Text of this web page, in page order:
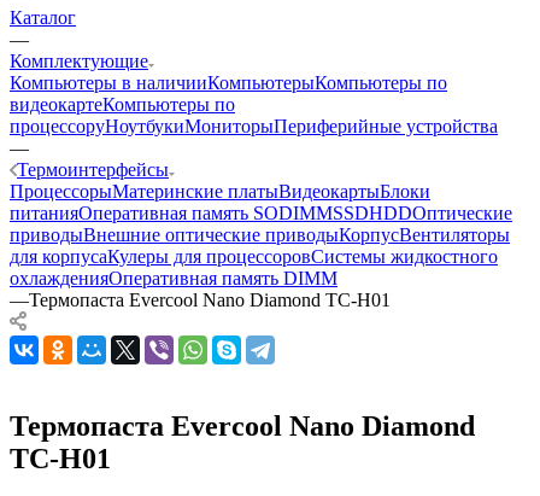
Каталог
—
Комплектующие
Компьютеры в наличииКомпьютерыКомпьютеры по
видеокартеКомпьютеры по
процессоруНоутбукиМониторыПериферийные устройства
—
Термоинтерфейсы
ПроцессорыМатеринские платыВидеокартыБлоки
питанияОперативная память SODIMMSSDHDDОптические
приводыВнешние оптические приводыКорпусВентиляторы
для корпусаКулеры для процессоровСистемы жидкостного
охлажденияОперативная память DIMM
—Термопаста Evercool Nano Diamond TC-H01
Термопаста Evercool Nano Diamond
TC-H01